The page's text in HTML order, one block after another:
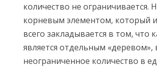
количество не ограничивается.
корневым элементом, который
всего закладывается в том,
является отдельным «деревом»,
неограниченное количество в